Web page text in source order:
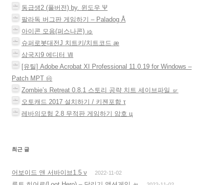
동급생2 (풀버전) by. 윈도우 Ψ
팔라독 버그판 게임하기 – Paladog Å
아이콘 모음(퍼스나콘) ゅ
슈퍼로봇대전J 치트키/치트코드 æ
삼국지9 에디터 Ⅶ
[유틸] Adobe Acrobat XI Professional 11.0.19 for Windows –
Patch MPT ㉳
Zombie’s Retreat 0.8.1 스토리 공략 치트 세이브파일 ㏛
오토캐드 2017 설치하기 / 키젠포함 τ
레바의모험 2.8 무적판 게임하기 암호 ц
최근 글
어보이드 앤 서바이브1.5 ν 2022-11-02